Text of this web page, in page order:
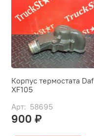
Корпус термостата Daf
XF105
Арт: 58695
900 ₽